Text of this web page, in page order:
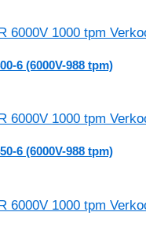
6 (6000V-988 tpm)
6 (6000V-988 tpm)